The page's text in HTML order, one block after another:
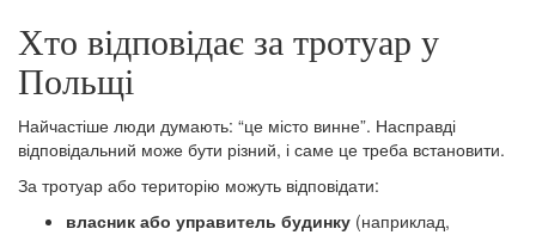
Хто відповідає за тротуар у
Польщі
Найчастіше люди думають: “це місто винне”. Насправді
відповідальний може бути різний, і саме це треба встановити.
За тротуар або територію можуть відповідати:
власник або управитель будинку (наприклад,